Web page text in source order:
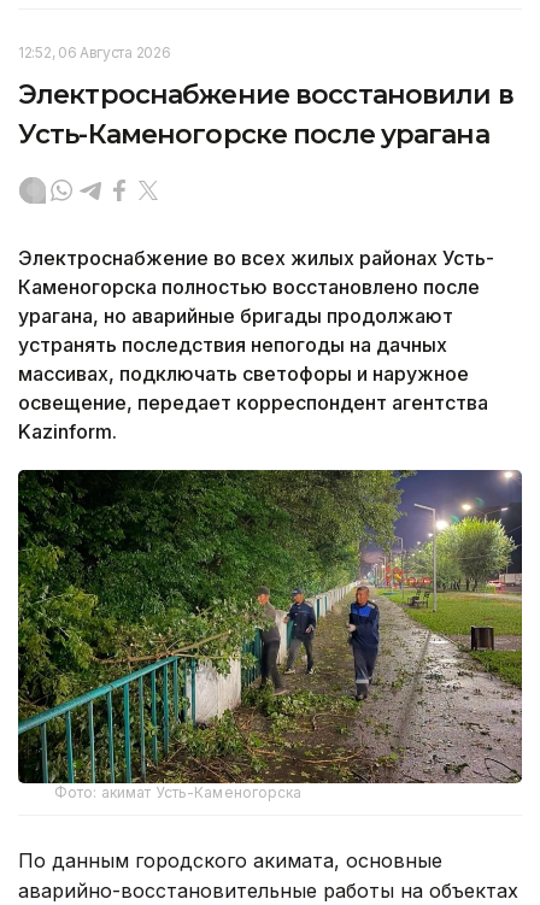
12:52, 06 Августа 2026
Электроснабжение восстановили в
Усть-Каменогорске после урагана
Электроснабжение во всех жилых районах Усть-
Каменогорска полностью восстановлено после
урагана, но аварийные бригады продолжают
устранять последствия непогоды на дачных
массивах, подключать светофоры и наружное
освещение, передает корреспондент агентства
Kazinform.
Фото: акимат Усть-Каменогорска
По данным городского акимата, основные
аварийно-восстановительные работы на объектах